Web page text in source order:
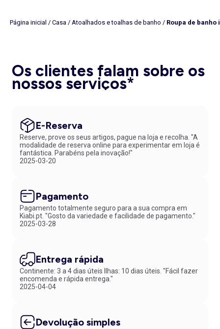
Página inicial / Casa / Atoalhados e toalhas de banho / Roupa de banho
Os clientes falam sobre os
nossos serviços*
E-Reserva
Reserve, prove os seus artigos, pague na loja e recolha. "A
modalidade de reserva online para experimentar em loja é
fantástica. Parabéns pela inovação!"
2025-03-20
Pagamento
Pagamento totalmente seguro para a sua compra em
Kiabi.pt. "Gosto da variedade e facilidade de pagamento."
2025-03-28
Entrega rápida
Continente: 3 a 4 dias úteis Ilhas: 10 dias úteis. "Fácil fazer
encomenda e rápida entrega."
2025-04-04
Devolução simples